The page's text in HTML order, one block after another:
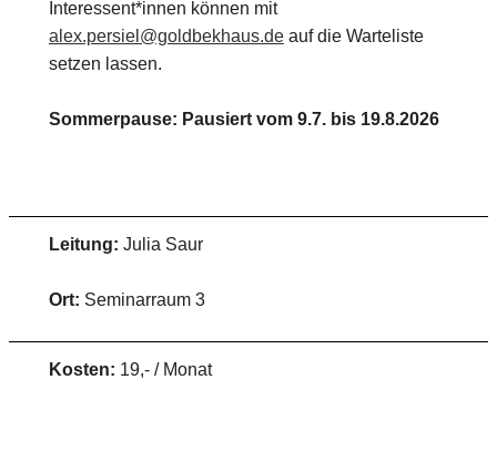
Interessent*innen können mit
alex.persiel@goldbekhaus.deauf die Warteliste
setzen lassen.
Sommerpause: Pausiert vom 9.7. bis 19.8.2026
Leitung: Julia Saur
Ort: Seminarraum 3
Kosten: 19,- / Monat